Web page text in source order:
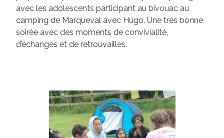
avec les adolescents participant au bivouac au
camping de Marqueval avec Hugo. Une très bonne
soirée avec des moments de convivialité,
d’échanges et de retrouvailles.